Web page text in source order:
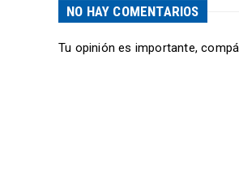
NO HAY COMENTARIOS
Tu opinión es importante,